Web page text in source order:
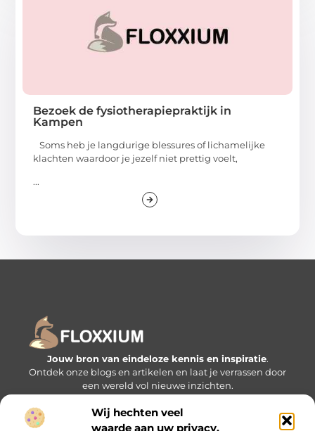
Wij hechten veel
waarde aan uw privacy.
Bezoek de fysiotherapiepraktijk in
Kampen
Soms heb je langdurige blessures of lichamelijke
klachten waardoor je jezelf niet prettig voelt,
...
Jouw bron van eindeloze kennis en inspiratie.
Ontdek onze blogs en artikelen en laat je verrassen door
een wereld vol nieuwe inzichten.
Bericht categorie